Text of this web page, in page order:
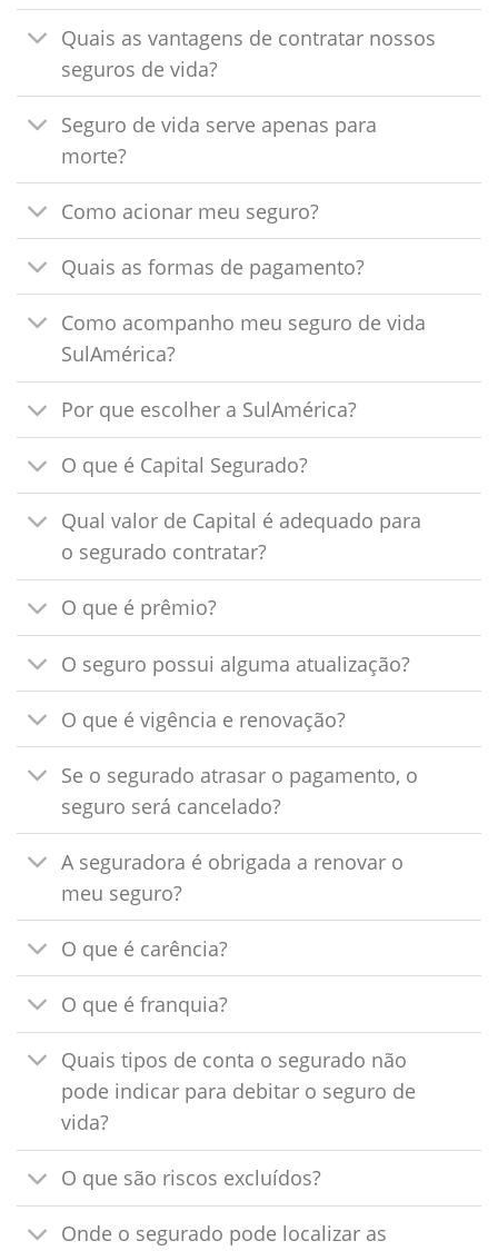
Quais as vantagens de contratar nossos
seguros de vida?
Seguro de vida serve apenas para
morte?
Como acionar meu seguro?
Quais as formas de pagamento?
Como acompanho meu seguro de vida
SulAmérica?
Por que escolher a SulAmérica?
O que é Capital Segurado?
Qual valor de Capital é adequado para
o segurado contratar?
O que é prêmio?
O seguro possui alguma atualização?
O que é vigência e renovação?
Se o segurado atrasar o pagamento, o
seguro será cancelado?
A seguradora é obrigada a renovar o
meu seguro?
O que é carência?
O que é franquia?
Quais tipos de conta o segurado não
pode indicar para debitar o seguro de
vida?
O que são riscos excluídos?
Onde o segurado pode localizar as